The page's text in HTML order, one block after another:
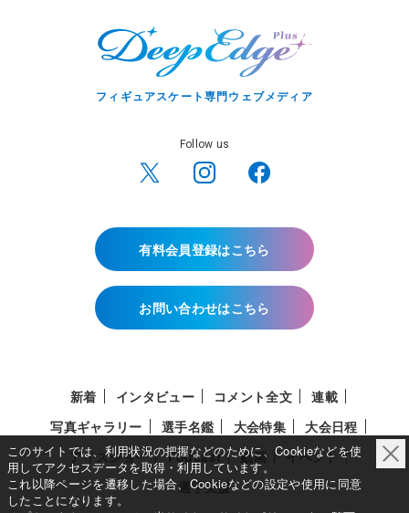
フィギュアスケート専門ウェブメディア
Follow us
有料会員登録はこちら
お問い合わせはこちら
新着 インタビュー コメント全文
連載
写真ギャラリー
選手名鑑 大会特集
大会日程
アイスショー
Podcast 動画
イベント
選手支援
このサイトでは、利用状況の把握などのために、Cookieなどを使
用してアクセスデータを取得・利用しています。
これ以降ページを遷移した場合、Cookieなどの設定や使用に同意
したことになります。